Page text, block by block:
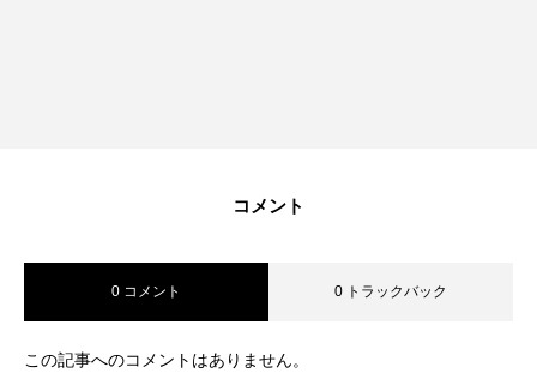
コメント
0 コメント 0 トラックバック
この記事へのコメントはありません。